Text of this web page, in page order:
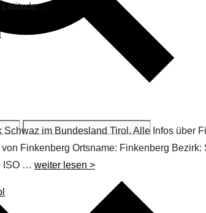
Latitude: …
Schwaz im Bundesland Tirol. Alle Infos über
Finkenberg Ortsname: Finkenberg Bezirk:
ISO … weiter lesen >